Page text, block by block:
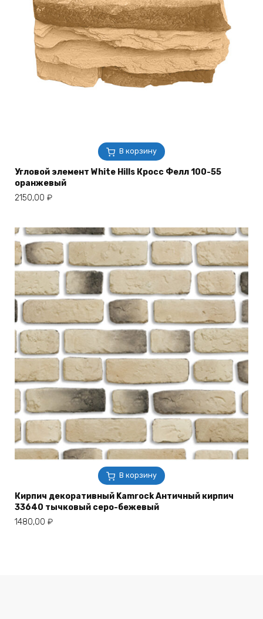
В корзину
Угловой элемент White Hills Кросс Фелл 100-55
оранжевый
2150,00 ₽
В корзину
Кирпич декоративный Kamrock Античный кирпич
33640 тычковый серо-бежевый
1480,00 ₽